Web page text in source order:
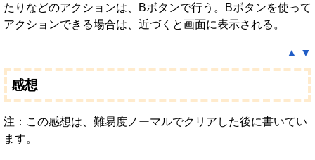
たりなどのアクションは、Bボタンで行う。Bボタンを使って
アクションできる場合は、近づくと画面に表示される。
▲ ▼
感想
注：この感想は、難易度ノーマルでクリアした後に書いてい
ます。